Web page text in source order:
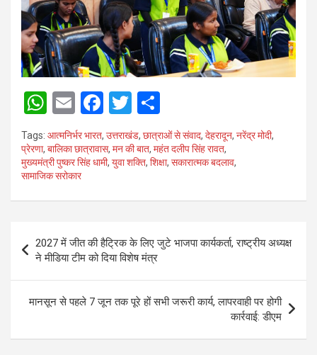
W
h
at
s
A
p
E
m
ail
F
a
ce
b
o
k
T
wi
tt
er
h
ar
e
Tags: आत्मनिर्भर भारत, उत्तराखंड, छात्राओं से संवाद, देहरादून, नरेंद्र मोदी,
प्रेरणा, बालिका छात्रावास, मन की बात, महंत दलीप सिंह रावत,
मुख्यमंत्री पुष्कर सिंह धामी, युवा शक्ति, शिक्षा, सकारात्मक बदलाव,
सामाजिक सरोकार
navigation
2027 में जीत की हैट्रिक के लिए जुटे भाजपा कार्यकर्ता, राष्ट्रीय अध्यक्ष
ने मीडिया टीम को दिया विशेष मंत्र
मानसून से पहले 7 जून तक पूरे हों सभी जरूरी कार्य, लापरवाही पर होगी
कार्रवाई: डीएम